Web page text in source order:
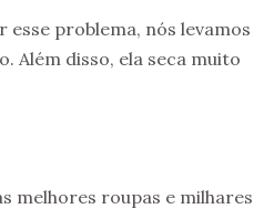
esse problema, nós levamos
Além disso, ela seca muito
melhores roupas e milhares